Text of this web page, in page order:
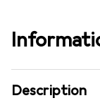
Description